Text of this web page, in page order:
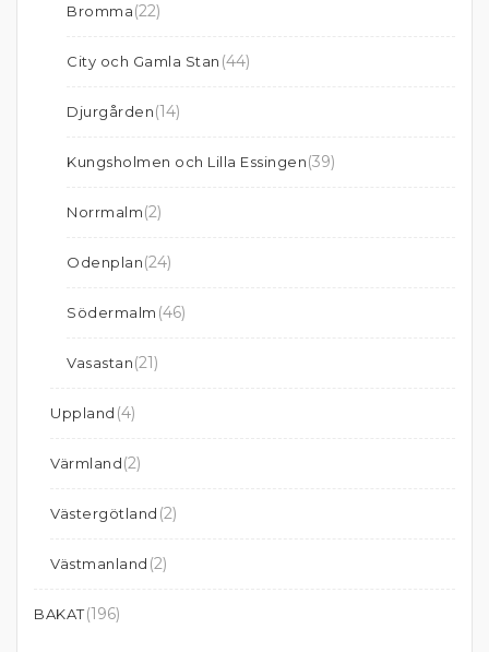
Bromma(22)
City och Gamla Stan (44)
Djurgården(14)
Kungsholmen och Lilla Essingen(39)
Norrmalm(2)
Odenplan(24)
Södermalm (46)
Vasastan(21)
Uppland (4)
Värmland(2)
Västergötland (2)
Västmanland (2)
BAKAT(196)